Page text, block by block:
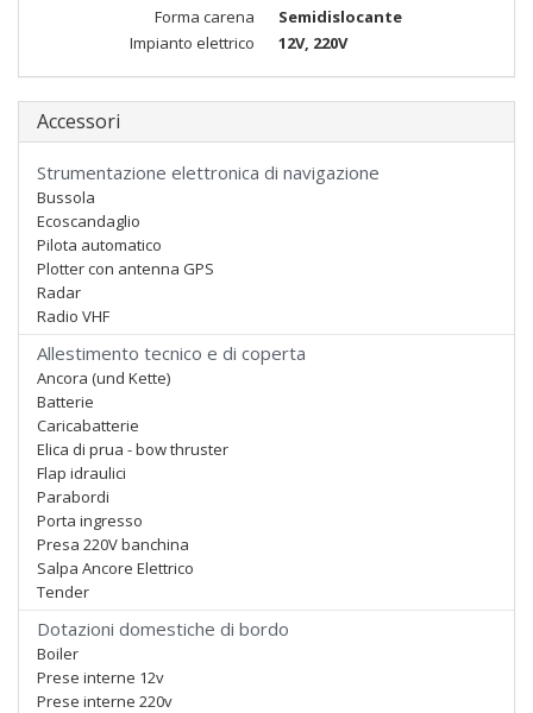
Forma carena
Semidislocante
Impianto elettrico
12V, 220V
Accessori
Strumentazione elettronica di navigazione
Bussola
Ecoscandaglio
Pilota automatico
Plotter con antenna GPS
Radar
Radio VHF
Allestimento tecnico e di coperta
Ancora (und Kette)
Batterie
Caricabatterie
Elica di prua - bow thruster
Flap idraulici
Parabordi
Porta ingresso
Presa 220V banchina
Salpa Ancore Elettrico
Tender
Dotazioni domestiche di bordo
Boiler
Prese interne 12v
Prese interne 220v